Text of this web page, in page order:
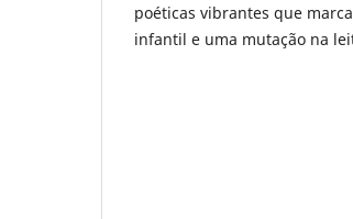
poéticas vibrantes que
infantil e uma mutação na